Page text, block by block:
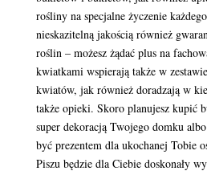
rośliny na specjalne życzenie
nieskazitelną jakością również
roślin – możesz żądać plus na
kwiatkami wspierają także w
kwiatów, jak również doradzają w
także opieki. Skoro planujesz kupić
super dekoracją Twojego domku
być prezentem dla ukochanej Tobie
Piszu będzie dla Ciebie doskonały